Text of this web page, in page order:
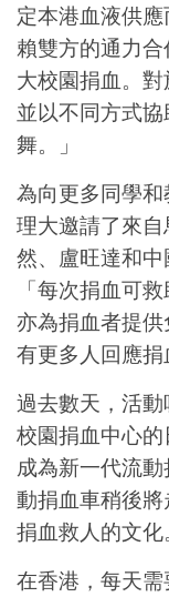
定本港血液供
賴雙方的通力
大校園捐血。
並以不同方式
舞。」
為向更多同學和
理大邀請了來
然、盧旺達和
「每次捐血可
亦為捐血者提
有更多人回應捐
過去數天，活
校園捐血中心
成為新一代流
動捐血車稍後
捐血救人的文化。
在香港，每天